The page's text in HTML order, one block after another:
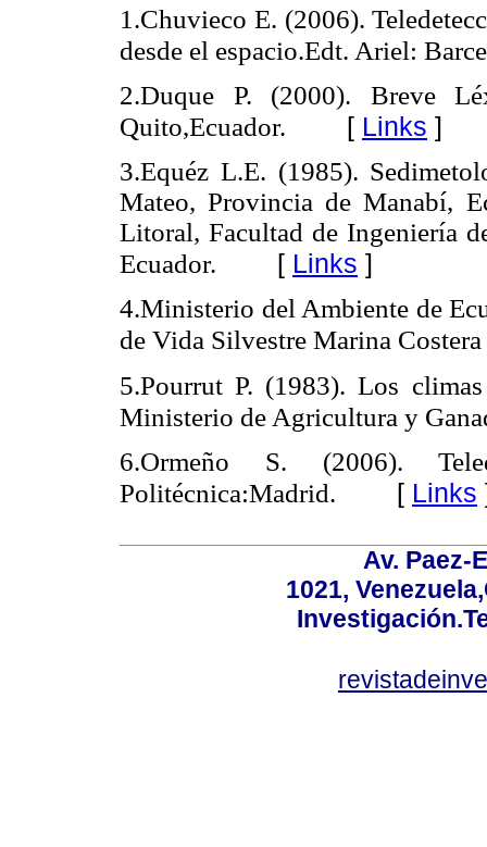
1.Chuvieco E. (2006).
desde el espacio.Edt. Ariel:
2.Duque P. (2000). Breve
Quito,Ecuador. [ Links ]
3.Equéz L.E. (1985).
Mateo, Provincia de Manabí,
Litoral, Facultad de Ingeniería
Ecuador. [ Links ]
4.Ministerio del Ambiente de
de Vida Silvestre Marina
5.Pourrut P. (1983). Los
Ministerio de Agricultura y
6.Ormeño S. (2006).
Politécnica:Madrid. [ Links
Av. Paez-
1021,